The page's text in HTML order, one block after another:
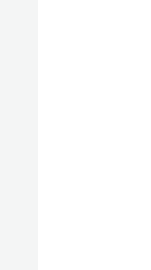
Как ГК